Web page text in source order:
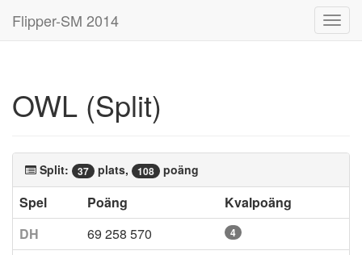
Flipper-SM 2014
OWL (Split)
Split: 37 plats, 108 poäng
Spel Poäng
Kvalpoäng
DH
69 258 570 4